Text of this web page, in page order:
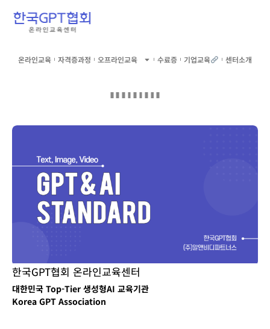
온라인교육 자격증과정 오프라인교육 수료증 기업교육 센터소개
한국GPT협회 온라인교육센터
대한민국 Top-Tier 생성형AI 교육기관
Korea GPT Association